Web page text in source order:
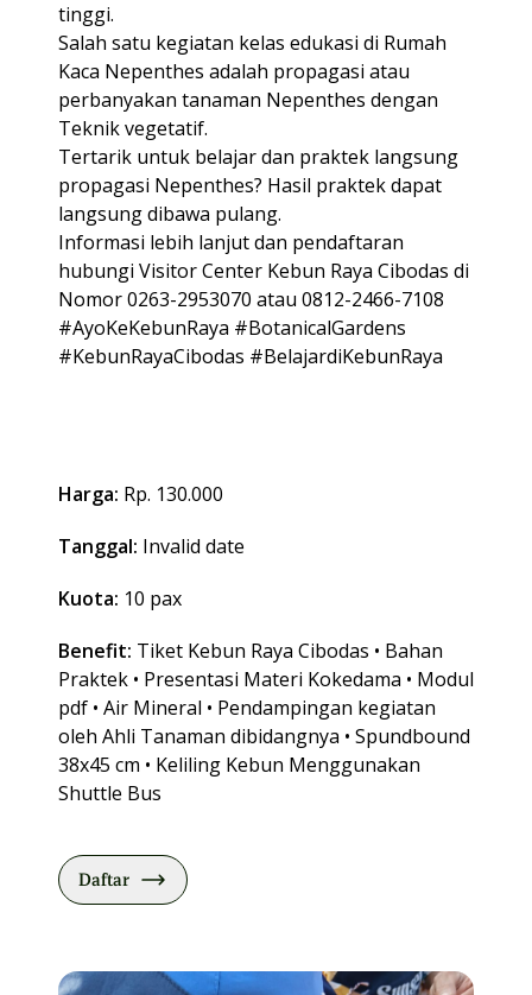
tinggi.
Salah satu kegiatan kelas edukasi di Rumah
Kaca Nepenthes adalah propagasi atau
perbanyakan tanaman Nepenthes dengan
Teknik vegetatif.
Tertarik untuk belajar dan praktek langsung
propagasi Nepenthes? Hasil praktek dapat
langsung dibawa pulang.
Informasi lebih lanjut dan pendaftaran
hubungi Visitor Center Kebun Raya Cibodas di
Nomor 0263-2953070 atau 0812-2466-7108
#AyoKeKebunRaya #BotanicalGardens
#KebunRayaCibodas #BelajardiKebunRaya
Harga: Rp. 130.000
Tanggal: Invalid date
Kuota: 10 pax
Benefit: Tiket Kebun Raya Cibodas • Bahan
Praktek • Presentasi Materi Kokedama • Modul
pdf • Air Mineral • Pendampingan kegiatan
oleh Ahli Tanaman dibidangnya • Spundbound
38x45 cm • Keliling Kebun Menggunakan
Shuttle Bus
Daftar